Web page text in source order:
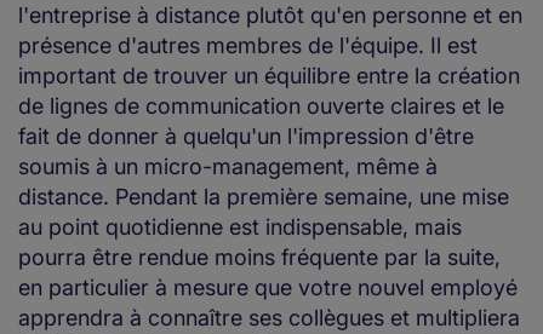
l'entreprise à distance plutôt qu'en personne et en
présence d'autres membres de l'équipe. Il est
important de trouver un équilibre entre la création
de lignes de communication ouverte claires et le
fait de donner à quelqu'un l'impression d'être
soumis à un micro-management, même à
distance. Pendant la première semaine, une mise
au point quotidienne est indispensable, mais
pourra être rendue moins fréquente par la suite,
en particulier à mesure que votre nouvel employé
apprendra à connaître ses collègues et multipliera